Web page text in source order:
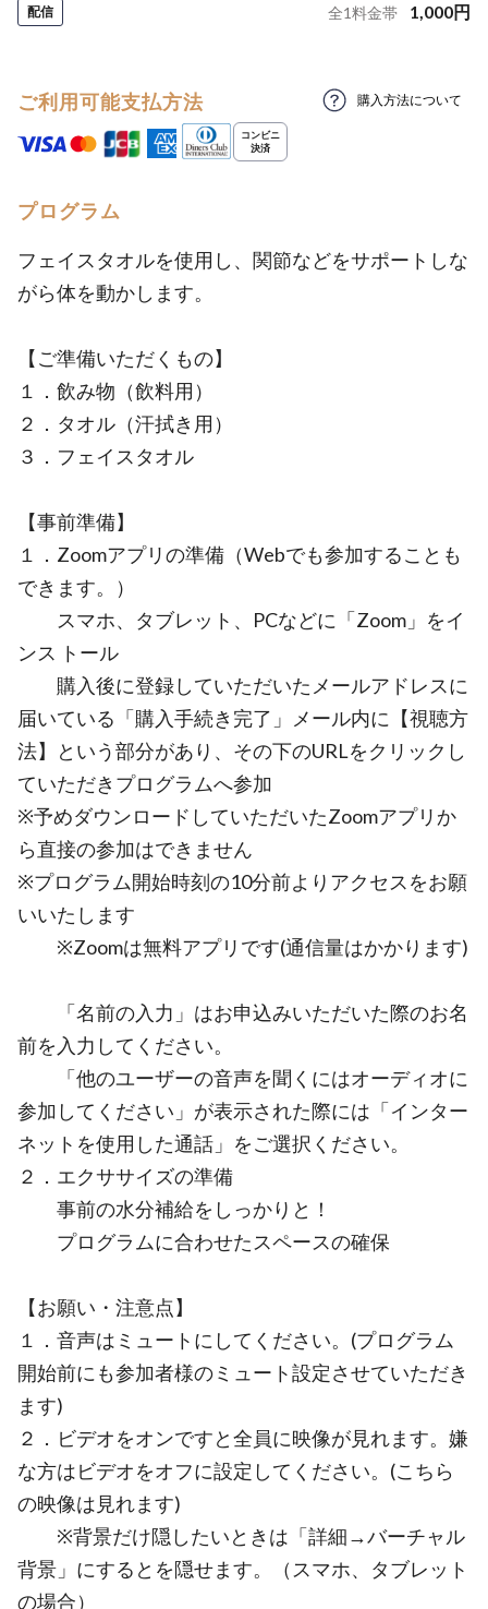
配信 全1料金帯 1,000円
ご利用可能支払方法 購入方法について
プログラム
フェイスタオルを使用し、関節などをサポートしな
がら体を動かします。
【ご準備いただくもの】
１．飲み物（飲料用）
２．タオル（汗拭き用）
３．フェイスタオル
【事前準備】
１．Zoomアプリの準備（Webでも参加することも
できます。）
スマホ、タブレット、PCなどに「Zoom」をイ
ンス トール
購入後に登録していただいたメールアドレスに
届いている「購入手続き完了」メール内に【視聴方
法】という部分があり、その下のURLをクリックし
ていただきプログラムへ参加
※予めダウンロードしていただいたZoomアプリか
ら直接の参加はできません
※プログラム開始時刻の10分前よりアクセスをお願
いいたします
※Zoomは無料アプリです(通信量はかかります)
「名前の入力」はお申込みいただいた際のお名
前を入力してください。
「他のユーザーの音声を聞くにはオーディオに
参加してください」が表示された際には「インター
ネットを使用した通話」をご選択ください。
２．エクササイズの準備
事前の水分補給をしっかりと！
プログラムに合わせたスペースの確保
【お願い・注意点】
１．音声はミュートにしてください。(プログラム
開始前にも参加者様のミュート設定させていただき
ます)
２．ビデオをオンですと全員に映像が見れます。嫌
な方はビデオをオフに設定してください。(こちら
の映像は見れます)
※背景だけ隠したいときは「詳細→バーチャル
背景」にするとを隠せます。（スマホ、タブレット
の場合）